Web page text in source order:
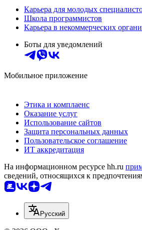
Карьера для молодых
Школа программистов
Карьера в некоммерческих
Боты для уведомлений
Мобильное приложение
Этика и комплаенс
Оказание услуг
Использование сайтов
Защита персональных данных
Пользовательское соглашение
ИТ аккредитация
На информационном ресурсе hh.ru
сведений, относящихся к
Русский